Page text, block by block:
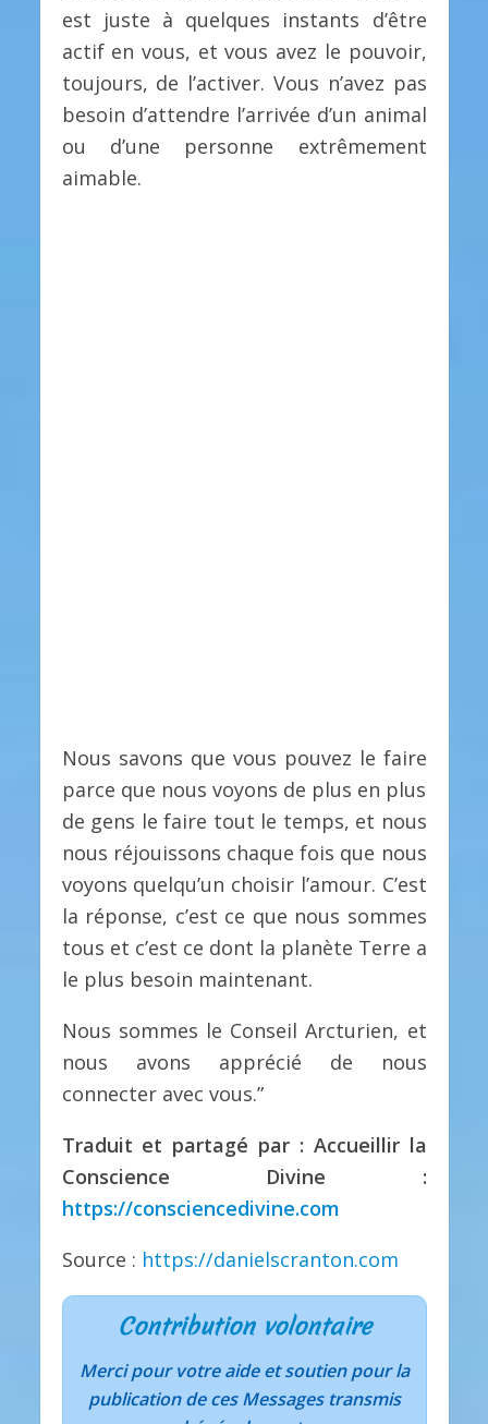
est juste à quelques instants d’être
actif en vous, et vous avez le pouvoir,
toujours, de l’activer. Vous n’avez pas
besoin d’attendre l’arrivée d’un animal
ou d’une personne extrêmement
aimable.
Nous savons que vous pouvez le faire
parce que nous voyons de plus en plus
de gens le faire tout le temps, et nous
nous réjouissons chaque fois que nous
voyons quelqu’un choisir l’amour. C’est
la réponse, c’est ce que nous sommes
tous et c’est ce dont la planète Terre a
le plus besoin maintenant.
Nous sommes le Conseil Arcturien, et
nous avons apprécié de nous
connecter avec vous.”
Traduit et partagé par : Accueillir la
Conscience Divine :
https://consciencedivine.com
Source : https://danielscranton.com
Contribution volontaire
Merci pour votre aide et soutien pour la
publication de ces Messages transmis